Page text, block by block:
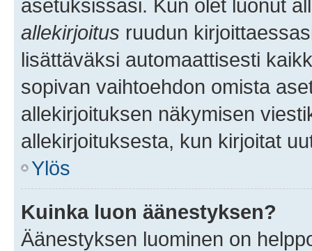
asetuksissasi. Kun olet luonut
allekirjoitus ruudun
lisättäväksi automaattisesti
sopivan vaihtoehdon omista
allekirjoituksen näkymisen
allekirjoituksesta, kun kirjoitat
Ylös
Kuinka luon äänestyksen?
Äänestyksen luominen on